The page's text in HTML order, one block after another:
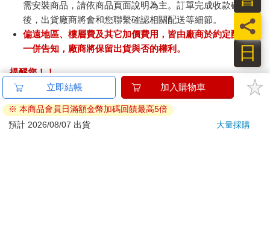
需安裝商品，請依商品頁面說明為主。訂單完成收款確認
後，出貨廠商將會和您聯繫確認相關配送等細節。
偏遠地區、樓層費及其它加價費用，皆由廠商於約定配送時
一併告知，廠商將保留出貨與否的權利。
提醒您！！
金石堂及銀行均不會請您操作ATM! 如接獲電話要求您前往
ATM提款機，請不要聽從指示，以免受騙上當！
退換貨須知：
日
員